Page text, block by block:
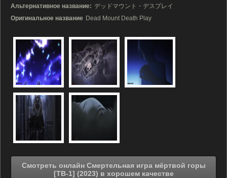
Альтернативное название: デッドマウント・デスプレイ
Оригинальное название Dead Mount Death Play
Смотреть онлайн Смертельная игра мёртвой горы
[ТВ-1] (2023) в хорошем качестве